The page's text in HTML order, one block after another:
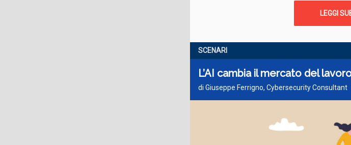
LEGGI
SCENARI
L’AI cambia il mercato del
di Giuseppe Ferrigno, Cybersecurity Consultant